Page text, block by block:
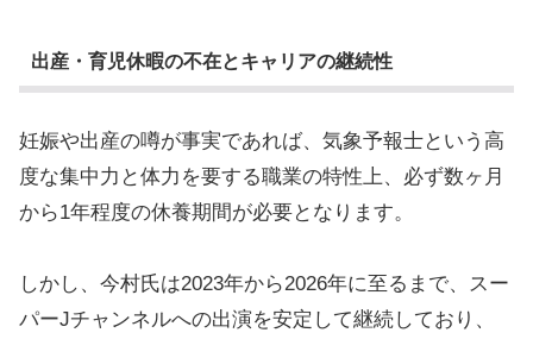
出産・育児休暇の不在とキャリアの継続性
妊娠や出産の噂が事実であれば、気象予報士という高
度な集中力と体力を要する職業の特性上、必ず数ヶ月
から1年程度の休養期間が必要となります。
しかし、今村氏は2023年から2026年に至るまで、スー
パーJチャンネルへの出演を安定して継続しており、